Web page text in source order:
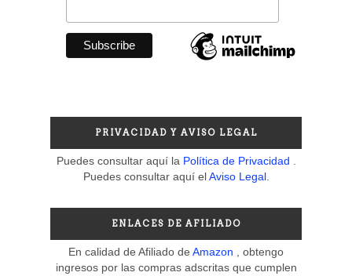
PRIVACIDAD Y AVISO LEGAL
Puedes consultar aquí la Política de Privacidad
Puedes consultar aquí elAviso Legal.
ENLACES DE AFILIADO
En calidad de Afiliado de Amazon
, obtengo
ingresos por las compras adscritas que cumplen